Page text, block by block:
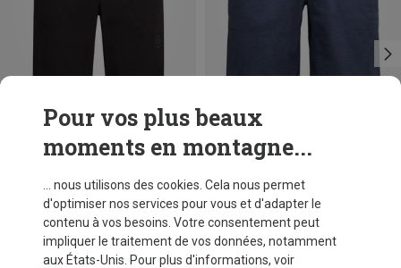
Vous économisez 50% Vous économisez 36%
Pour vos plus beaux
moments en montagne...
... nous utilisons des cookies. Cela nous permet
d'optimiser nos services pour vous et d'adapter le
contenu à vos besoins. Votre consentement peut
impliquer le traitement de vos données, notamment
aux États-Unis. Pour plus d'informations, voir